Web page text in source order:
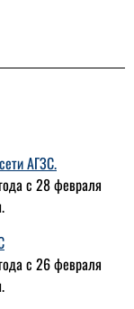
АГЗС.
с 28 февраля
с 26 февраля